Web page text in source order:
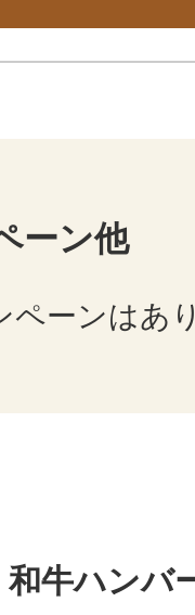
ーン他
ペーンはあ
和牛ハンバ